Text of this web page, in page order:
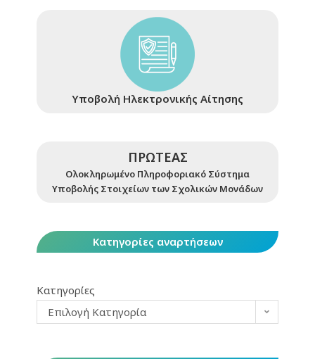
Υποβολή Ηλεκτρονικής Αίτησης
ΠΡΩΤΕΑΣ
Ολοκληρωμένο Πληροφοριακό Σύστημα
Υποβολής Στοιχείων των Σχολικών Μονάδων
Κατηγορίες αναρτήσεων
Κατηγορίες
Επιλογή Κατηγορία